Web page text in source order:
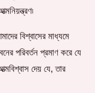
বিশ্বাসের মাধ্যমে
পরিবর্তন প্রমাণ করে যে
দেয় যে, তার